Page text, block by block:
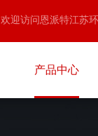
欢迎访问恩派特江苏
产品中心